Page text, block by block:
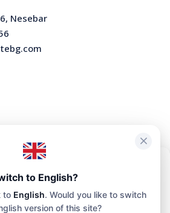
pohodlí, používáme technologie, jako jsou
a/nebo přístupu k informacím o vašem
technologiemi nám umožní na tomto webu
historie prohlížení nebo jedinečné
Nesebar
již prodány. Dostupnost a
si prosím ověřte u manažera.
to English?
to English. Would you like to switch
version of this site?